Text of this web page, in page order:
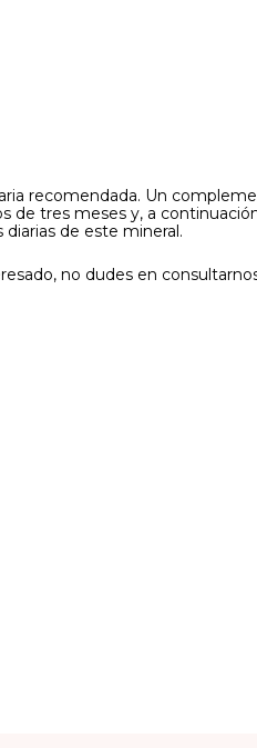
recomendada. Un
de tres meses y, a
de este mineral.
no dudes en